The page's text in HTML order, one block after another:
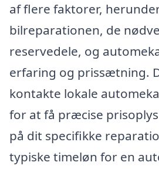
af flere faktorer,
bilreparationen, de
reservedele, og
erfaring og prissætning.
kontakte lokale
for at få præcise
på dit specifikke
typiske timeløn for en